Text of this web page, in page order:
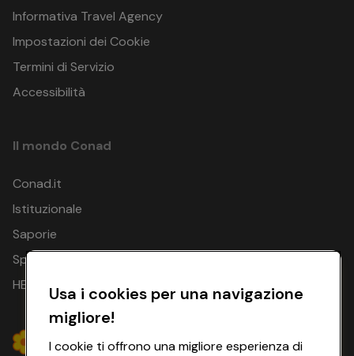
Informativa Travel Agency
Impostazioni dei Cookie
Termini di Servizio
Accessibilità
Il mondo Conad
Conad.it
Istituzionale
Saporie
Spesa Online
HEYCONADUsa i cookies per una navigazione
migliore!
I cookie ti offrono una migliore esperienza di